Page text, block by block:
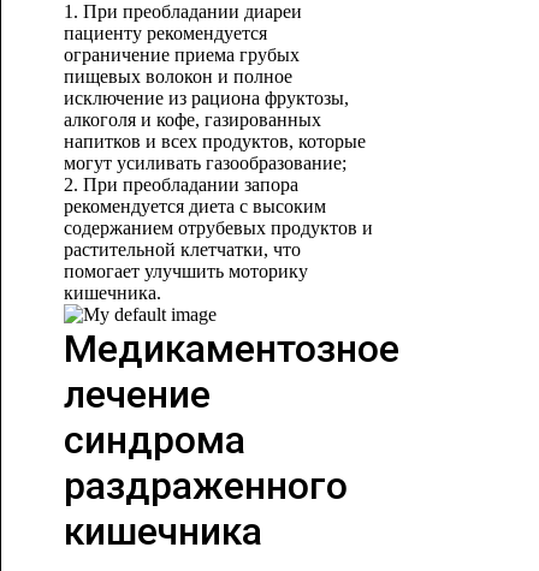
1. При преобладании диареи
пациенту рекомендуется
ограничение приема грубых
пищевых волокон и полное
исключение из рациона фруктозы,
алкоголя и кофе, газированных
напитков и всех продуктов, которые
могут усиливать газообразование;
2. При преобладании запора
рекомендуется диета с высоким
содержанием отрубевых продуктов и
растительной клетчатки, что
помогает улучшить моторику
кишечника.
Медикаментозное
лечение
синдрома
раздраженного
кишечника